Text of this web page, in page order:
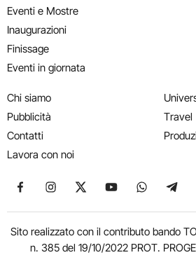
Eventi e Mostre
Inaugurazioni
Finissage
Eventi in giornata
Chi siamo
Pubblicità
Contatti
Lavora con noi
Travel
Seguici su Facebook
Seguici su Instagram
Seguici su X
Seguici suSeguici su
Sito realizzato con il contributo bando
n. 385 del 19/10/2022 PROT.